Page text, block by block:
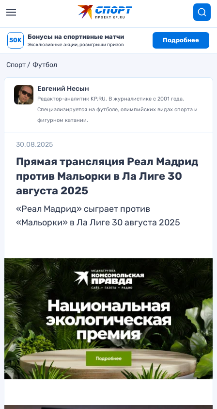
50K Бонусы на спортивные матчи
Эксклюзивные акции, розыгрыши призов
Подробнее
Спорт Футбол
Евгений Несын
Редактор-аналитик KP.RU. В журналистике с 2001 года.
Специализируется на футболе, олимпийских видах спорта и
фигурном катании.
30.08.2025
Прямая трансляция Реал Мадрид
против Мальорки в Ла Лиге 30
августа 2025
«Реал Мадрид» сыграет против
«Мальорки» в Ла Лиге 30 августа 2025